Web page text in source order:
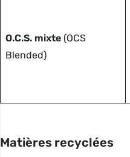
O.C.S. mixte (OCS
Blended)
Matières recyclées